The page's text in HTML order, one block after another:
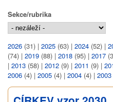
Sekce/rubrika
2026 (31) | 2025 (63) | 2024 (52) |
(74) | 2019 (88) | 2018 (95) | 2017
| 2013 (58) | 2012 (9) | 2011 (9) |
2006 (4) | 2005 (4) | 2004 (4) | 2003